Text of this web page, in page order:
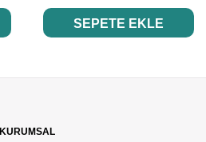
SEPETE EKLE
KURUMSAL